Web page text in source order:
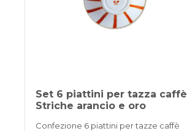
Set 6 piattini per tazza caffè
Striche arancio e oro
Confezione 6 piattini per tazze caffè